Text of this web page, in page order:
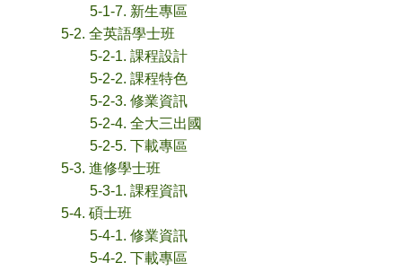
5-1-7. 新生專區
5-2. 全英語學士班
5-2-1. 課程設計
5-2-2. 課程特色
5-2-3. 修業資訊
5-2-4. 全大三出國
5-2-5. 下載專區
5-3. 進修學士班
5-3-1. 課程資訊
5-4. 碩士班
5-4-1. 修業資訊
5-4-2. 下載專區